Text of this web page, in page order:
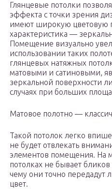
Глянцевые потолки
эффекта с точки зрения
имеют широкую цветовую
характеристика —
Помещение визуально
использовании таких
глянцевых натяжных
матовыми и сатиновыми,
зеркальной поверхности
случаях при больших
Матовое полотно —
Такой потолок легко
не будет отвлекать
элементов помещения. На
потолках не бывает бликов
чему они точно
цвет.